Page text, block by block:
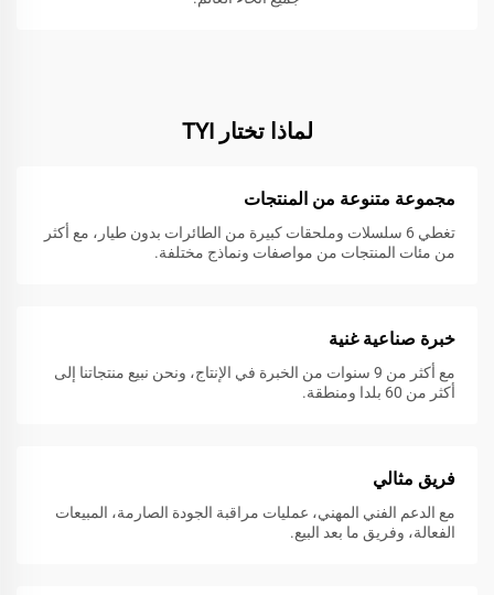
لماذا تختار TYI
مجموعة متنوعة من المنتجات
تغطي 6 سلسلات وملحقات كبيرة من الطائرات بدون طيار، مع أكثر
من مئات المنتجات من مواصفات ونماذج مختلفة.
خبرة صناعية غنية
مع أكثر من 9 سنوات من الخبرة في الإنتاج، ونحن نبيع منتجاتنا إلى
أكثر من 60 بلدا ومنطقة.
فريق مثالي
مع الدعم الفني المهني، عمليات مراقبة الجودة الصارمة، المبيعات
الفعالة، وفريق ما بعد البيع.